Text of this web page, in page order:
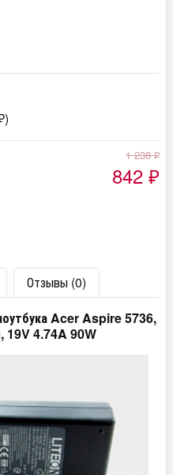
)
1 238₽
842 ₽
Отзывы (0)
Acer Aspire 5736,
19V 4.74A 90W